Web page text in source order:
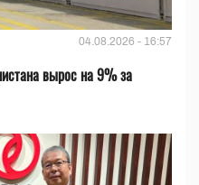
04.08.2026 - 16:57
вырос на 9% за